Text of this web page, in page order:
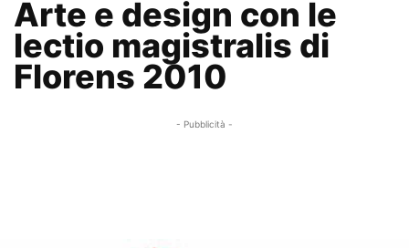
Arte e design con le
lectio magistralis di
Florens 2010
- Pubblicità -